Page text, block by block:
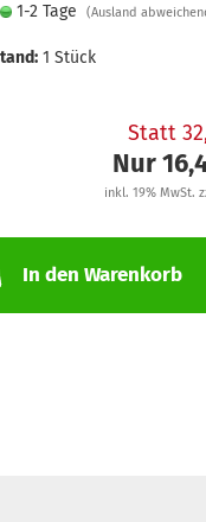
1-2 Tage
(Ausland
1 Stück
Statt
Nur
inkl. 19% MwSt.
In den Warenkorb